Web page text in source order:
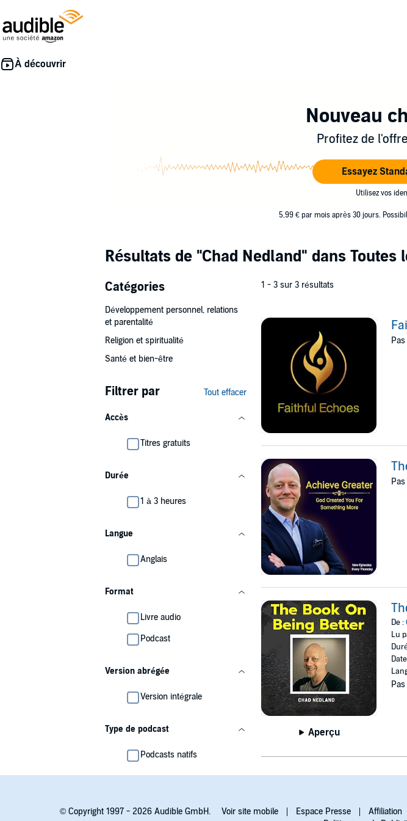
Nouveau
Profitez de
Essayez
Utilisez vos
5,99 € par mois après 30 jours.
Résultats de "Chad Nedland" dans Toutes
Catégories
Développement personnel, relations
et parentalité
Religion et spiritualité
Santé et bien-être
Filtrer par Tout effacer
Accès
Titres gratuits
Durée
1 à 3 heures
Langue
Anglais
Format
Livre audio
Podcast
Version abrégée
Version intégrale
Type de podcast
Podcasts natifs
1 - 3 sur 3 résultats
Aperçu
De :
Lu
© Copyright 1997 - 2026 Audible GmbH. Voir site mobile Espace Presse Affiliation